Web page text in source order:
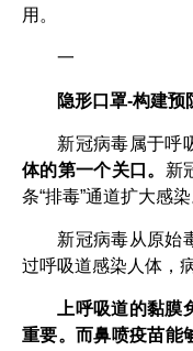
用。
一
隐形口罩-构建预
新冠病毒属于呼
体的第一个关口。 新
条“排毒”通道扩大感染
新冠病毒从原始
过呼吸道感染人体，
上呼吸道的黏
重要。而鼻喷疫苗能